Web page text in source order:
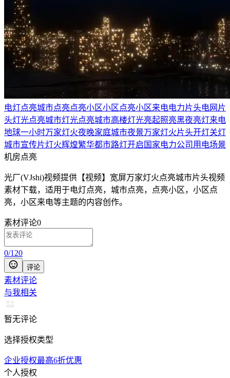
电灯点亮城市点亮点亮小区小区点亮小区来电电力片头电网片
头灯光点亮城市灯光点亮城市高楼灯光亮起照亮黑夜亮灯来电
地球一小时万家灯火夜晚家庭城市夜景万家灯火片头开灯关灯
城市宣传片灯火辉煌繁华都市路灯开启 国家电力公司 用电场景
机房点亮
光厂(VJshi)视频提供 【视频】宽屏万家灯火点亮城市片头视频
素材下载，适用于电灯点亮，城市点亮，点亮小区，小区点
亮，小区来电等主题的内容创作。
素材评论0
0/120
评论
素材评论
与我相关
暂无评论
选择授权类型
企业授权最高6折优惠
个人授权